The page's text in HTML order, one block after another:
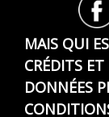
MAIS QUI
CRÉDITS
DONNÉES